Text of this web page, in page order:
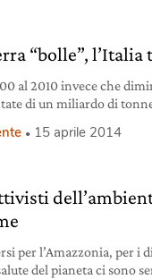
“bolle”, l’Italia
al 2010 invece che
di un miliardo di
15 aprile 2014
per l’Amazzonia, per
del pianeta ci sono